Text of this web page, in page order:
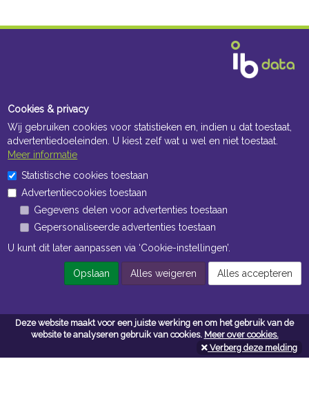
Deze website maakt voor een juiste werking en om het gebruik van de
website te analyseren gebruik van cookies. Meer over cookies.
Verberg deze melding
Openingstijden Kantoor
ma t/m vr 8:30 uur tot 17:00 uur
Openingstijden Magazijn
ma t/m vr 7:00 uur tot 16:30 uur
Navigatie
Algemene voorwaarden
Cookies & privacy
Wij gebruiken cookies voor statistieken en, indien u dat toestaat,
advertentiedoeleinden. U kiest zelf wat u wel en niet toestaat.
Meer informatie
Statistische cookies toestaan
Advertentiecookies toestaan
Gegevens delen voor advertenties toestaan
Gepersonaliseerde advertenties toestaan
U kunt dit later aanpassen via ‘Cookie-instellingen’.
Opslaan Alles weigeren Alles accepteren